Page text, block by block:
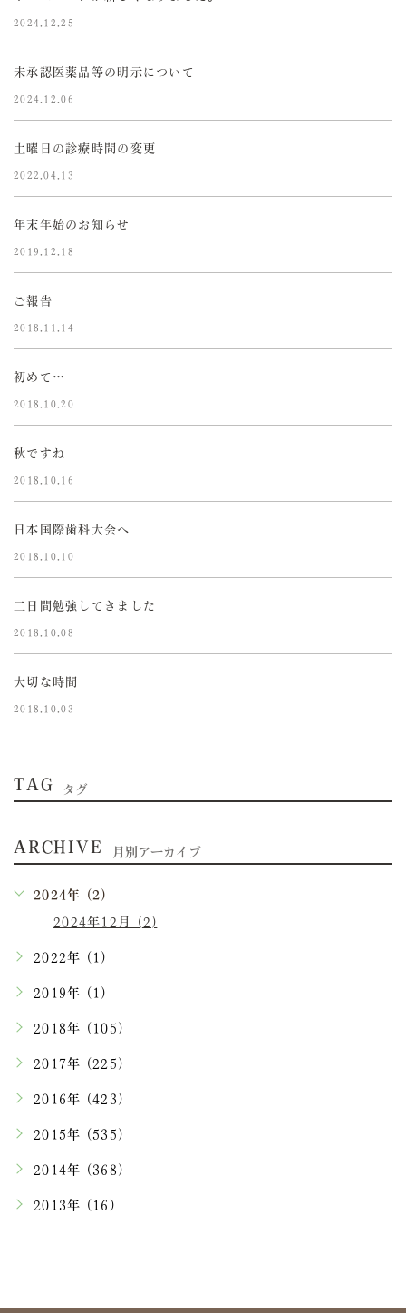
2024.12.25
未承認医薬品等の明示について
2024.12.06
土曜日の診療時間の変更
2022.04.13
年末年始のお知らせ
2019.12.18
ご報告
2018.11.14
初めて…
2018.10.20
秋ですね
2018.10.16
日本国際歯科大会へ
2018.10.10
二日間勉強してきました
2018.10.08
大切な時間
2018.10.03
TAG タグ
ARCHIVE 月別アーカイブ
2024年 (2)
2024年12月 (2)
2022年 (1)
2019年 (1)
2018年 (105)
2017年 (225)
2016年 (423)
2015年 (535)
2014年 (368)
2013年 (16)